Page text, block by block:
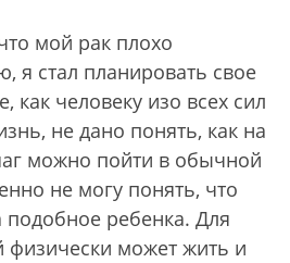
мой рак плохо
я стал планировать свое
как человеку изо всех сил
не дано понять, как на
можно пойти в обычной
не могу понять, что
подобное ребенка. Для
физически может жить и